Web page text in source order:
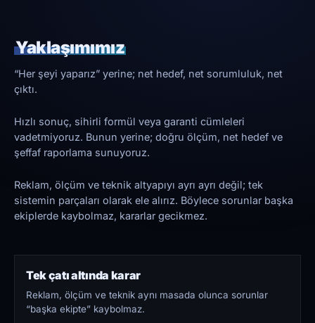
Yaklaşımımız
“Her şeyi yaparız” yerine; net hedef, net sorumluluk, net
çıktı.
Hızlı sonuç, sihirli formül veya garanti cümleleri
vadetmiyoruz. Bunun yerine; doğru ölçüm, net hedef ve
şeffaf raporlama sunuyoruz.
Reklam, ölçüm ve teknik altyapıyı ayrı ayrı değil; tek
sistemin parçaları olarak ele alırız. Böylece sorunlar başka
ekiplerde kaybolmaz, kararlar gecikmez.
Tek çatı altında karar
Reklam, ölçüm ve teknik aynı masada olunca sorunlar
“başka ekipte” kaybolmaz.